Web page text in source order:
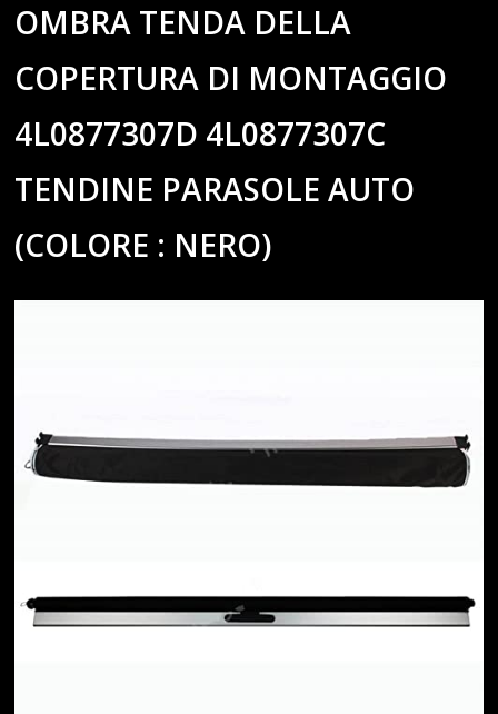
OMBRA TENDA DELLA
COPERTURA DI MONTAGGIO
4L0877307D 4L0877307C
TENDINE PARASOLE AUTO
(COLORE : NERO)